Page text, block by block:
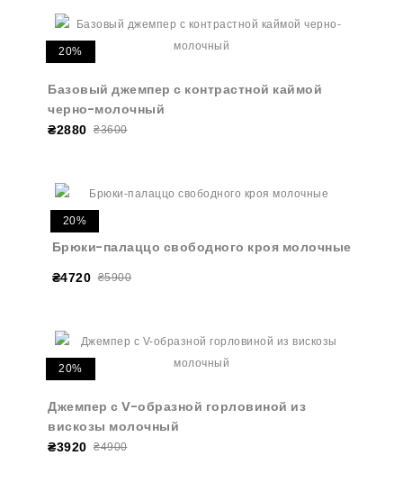
20%
Базовый джемпер с контрастной каймой
черно-молочный
₴2880 ₴3600
20%
Брюки-палаццо свободного кроя молочные
₴4720 ₴5900
20%
Джемпер с V-образной горловиной из
вискозы молочный
₴3920 ₴4900